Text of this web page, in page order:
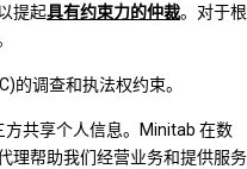
提起具有约束力的仲裁。对于根
的调查和执法权约束。
共享个人信息。Minitab 在数
理帮助我们经营业务和提供服务